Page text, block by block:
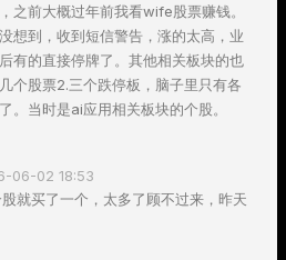
之前大概过年前我看wife股票赚钱。
想到，收到短信警告，涨的太高，业
有的直接停牌了。其他相关板块的也
个股票2.三个跌停板，脑子里只有各
。当时是ai应用相关板块的个股。
06-02 18:53
就买了一个，太多了顾不过来，昨天